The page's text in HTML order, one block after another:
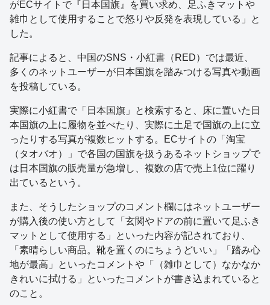
がECサイトで『日本国旗』を買い求め、足ふきマットや
雑巾として使用することで怒りや反発を表現している」と
した。
記事によると、中国のSNS・小紅書（RED）では最近、
多くのネットユーザーが日本国旗を踏みつける写真や動画
を投稿している。
実際に小紅書で「日本国旗」と検索すると、床に置いた日
本国旗の上に履物を並べたり、実際に土足で国旗の上に立
ったりする写真が複数ヒットする。ECサイトの「淘宝
（タオバオ）」で各国の国旗を扱うあるネットショップで
は日本国旗の販売量が急増し、複数の店で売上1位に躍り
出ているという。
また、そうしたショップのコメント欄にはネットユーザー
が購入後の使い方として「玄関やドアの前に置いて足ふき
マットとして使用する」といった内容が記されており、
「素晴らしい商品。靴を置くのにちょうどいい」「踏み心
地が最高」といったコメントや「（雑巾として）なかなか
きれいに拭ける」といったコメントが書き込まれていると
のこと。